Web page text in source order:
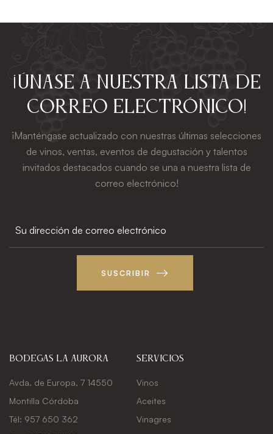
¡Únase a nuestra lista de
correo electrónico!
¡Manténgase actualizado con nuestras últimas selecciones
de vinos, ventas, eventos de degustación y talentos
invitados destacados cuando se una a nuestra lista de
correo electrónico!
SUSCRIBIR
Bodegas La Aurora
Avda. de Europa, 7 14550
Montilla Córdoba
Tél: 957 650 362
Servicios
Vinos
Aceites
Vinagres